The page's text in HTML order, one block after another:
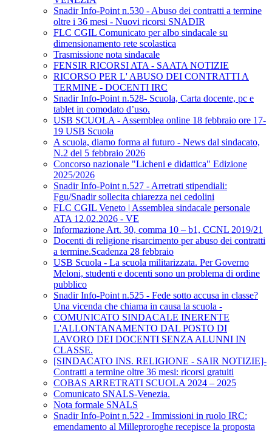
Snadir Info-Point n.530 - Abuso dei contratti a termine
oltre i 36 mesi - Nuovi ricorsi SNADIR
FLC CGIL Comunicato per albo sindacale su
dimensionamento rete scolastica
Trasmissione nota sindacale
FENSIR RICORSI ATA - SAATA NOTIZIE
RICORSO PER L' ABUSO DEI CONTRATTI A
TERMINE - DOCENTI IRC
Snadir Info-Point n.528- Scuola, Carta docente, pc e
tablet in comodato d’uso.
USB SCUOLA - Assemblea online 18 febbraio ore 17-
19 USB Scuola
A scuola, diamo forma al futuro - News dal sindacato,
N.2 del 5 febbraio 2026
Concorso nazionale "Licheni e didattica" Edizione
2025/2026
Snadir Info-Point n.527 - Arretrati stipendiali:
Fgu/Snadir sollecita chiarezza nei cedolini
FLC CGIL Veneto | Assemblea sindacale personale
ATA 12.02.2026 - VE
Informazione Art. 30, comma 10 – b1, CCNL 2019/21
Docenti di religione risarcimento per abuso dei contratti
a termine.Scadenza 28 febbraio
USB Scuola - La scuola militarizzata. Per Governo
Meloni, studenti e docenti sono un problema di ordine
pubblico
Snadir Info-Point n.525 - Fede sotto accusa in classe?
Una vicenda che chiama in causa la scuola -
COMUNICATO SINDACALE INERENTE
L'ALLONTANAMENTO DAL POSTO DI
LAVORO DEI DOCENTI SENZA ALUNNI IN
CLASSE.
[SINDACATO INS. RELIGIONE - SAIR NOTIZIE]-
Contratti a termine oltre 36 mesi: ricorsi gratuiti
COBAS ARRETRATI SCUOLA 2024 – 2025
Comunicato SNALS-Venezia.
Nota formale SNALS
Snadir Info-Point n.522 - Immissioni in ruolo IRC:
emendamento al Milleproroghe recepisce la proposta